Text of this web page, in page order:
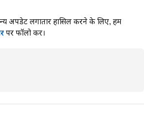
अपडेट लगातार हासिल करने के लिए, हमें
पर फॉलो करें।